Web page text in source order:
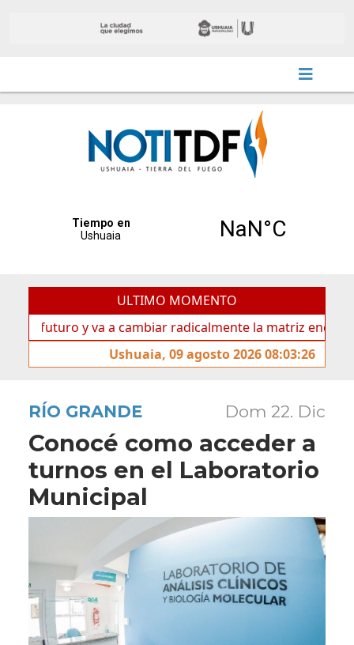
ULTIMO MOMENTO
y va a cambiar radicalmente la matriz energética de
Ushuaia, 09 agosto 2026 08:03:26
RÍO GRANDE Dom 22. Dic
Conocé como acceder a
turnos en el Laboratorio
Municipal